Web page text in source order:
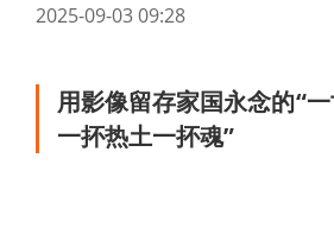
2025-09-03 09:28
用影像留存家国永念的“
一抔热土一抔魂”